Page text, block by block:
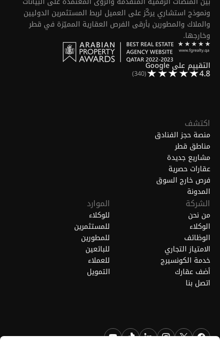
ونموذج استشاري يركّز على العميل لربط المستثمرين الدوليين
والملاك والمطورين بأرقى الفرص العقارية المميّزة في قطر
وخارجها.
التقييم على Google
4.8
(340)
اكتشف
منصة حجز الفنادق
مناطق قطر
مشاريع جديدة
عقارات حصرية
فرص خارج السوق
المدونة
الشركة
من نحن
الوكلاء
الوظائف
الامتياز التجاري
خدمة الكونسيرج
أضف عقارك
اتصل بنا
الموارد
للوكلاء
للمستثمرين
للمطورين
للبائعين
للعملاء
التمويل